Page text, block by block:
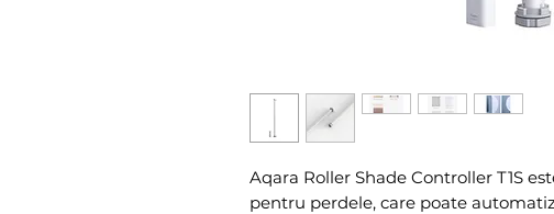
Aqara Roller Shade Controller T1S
pentru perdele, care poate